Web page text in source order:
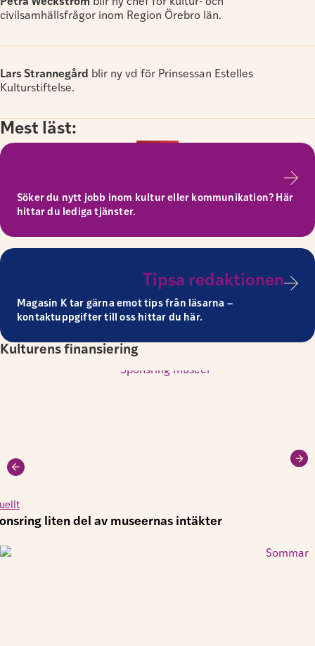
civilsamhällsfrågor inom Region Örebro län.
Lars Strannegård blir ny vd för Prinsessan Estelles
Kulturstiftelse.
Mest läst:
Söker du nytt jobb inom kultur eller kommunikation? Här
hittar du lediga tjänster.
Tipsa redaktionen
Magasin K tar gärna emot tips från läsarna –
kontaktuppgifter till oss hittar du här.
Kulturens finansiering
liten del av museernas intäkter